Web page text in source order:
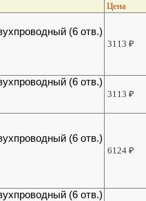
Цена
(6 отв.)
3113₽
(6 отв.)
3113₽
(6 отв.)
6124₽
(6 отв.)